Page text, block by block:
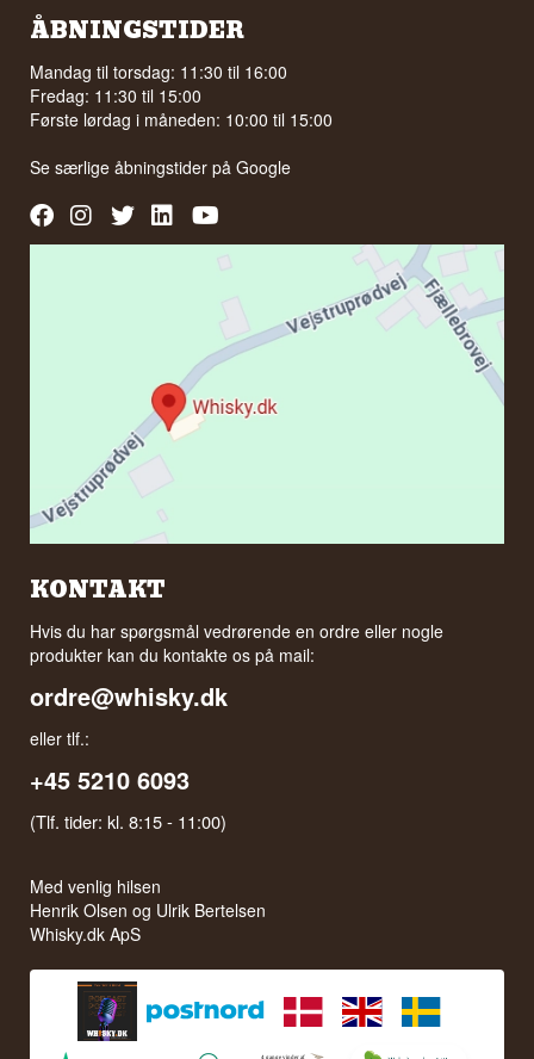
ÅBNINGSTIDER
Mandag til torsdag: 11:30 til 16:00
Fredag: 11:30 til 15:00
Første lørdag i måneden: 10:00 til 15:00
Se særlige åbningstider påGoogle
KONTAKT
Hvis du har spørgsmål vedrørende en ordre eller nogle
produkter kan du kontakte os på mail:
ordre@whisky.dk
eller tlf.:
+45 5210 6093
(Tlf. tider: kl. 8:15 - 11:00)
Med venlig hilsen
Henrik Olsen og Ulrik Bertelsen
Whisky.dk ApS